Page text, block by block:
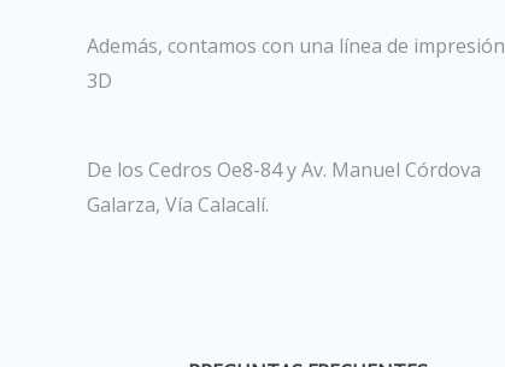
Además, contamos con una línea de impresión
3D
De los Cedros Oe8-84 y Av. Manuel Córdova
Galarza, Vía Calacalí.